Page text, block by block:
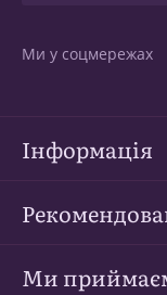
Ми у соцмережах
Інформація
Ми